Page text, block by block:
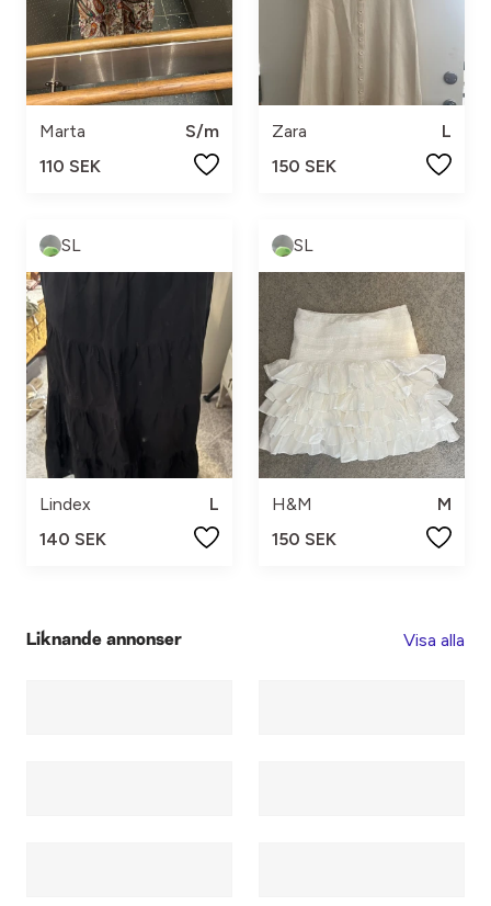
Marta
S/m
110 SEK
Zara
L
150 SEK
SL
Lindex
L
140 SEK
SL
H&M
M
150 SEK
Liknande annonser Visa alla